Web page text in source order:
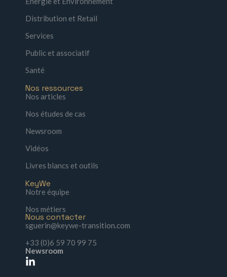
Distribution et Retail
Services
Public et associatif
Santé
Nos ressources
Nos articles
Nos études de cas
Newsroom
Vidéos
Livres blancs et outils
KeyWe
Notre équipe
Nos métiers
Nous contacter
sguerin@keywe-transition.com
+33 (0)6 59 70 99 75
Newsroom